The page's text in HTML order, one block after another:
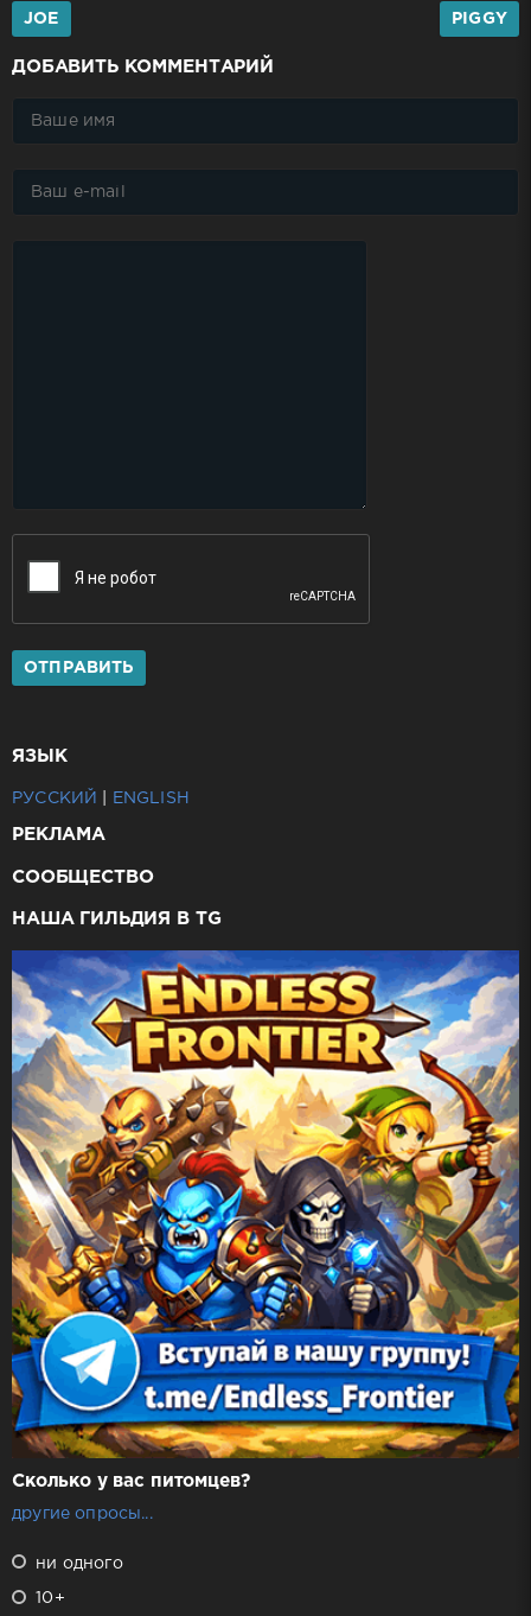
JOE PIGGY
ДОБАВИТЬ КОММЕНТАРИЙ
ОТПРАВИТЬ
ЯЗЫК
РУССКИЙ ENGLISH
РЕКЛАМА
СООБЩЕСТВО
НАША ГИЛЬДИЯ В TG
Сколько у вас питомцев?
другие опросы...
ни одного
10+